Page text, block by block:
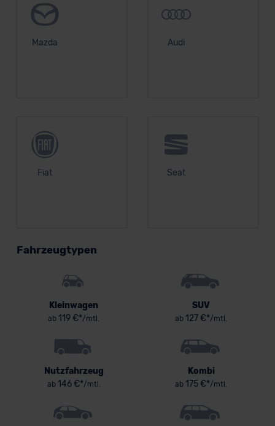
Mazda Audi
Fiat Seat
Fahrzeugtypen
Kleinwagen
ab 119 €*/mtl.
SUV
ab 127 €*/mtl.
Nutzfahrzeug
ab146 €*/mtl.
Kombi
ab 175 €*/mtl.